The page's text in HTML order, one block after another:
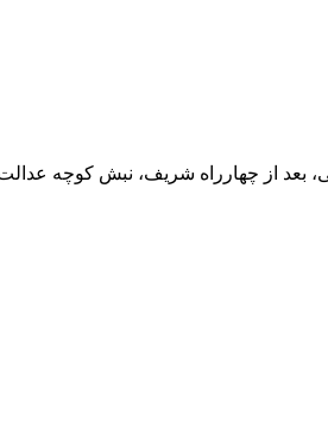
از چهارراه شریف، نبش کوچه عدالت(81)، مجتمع تخصصی